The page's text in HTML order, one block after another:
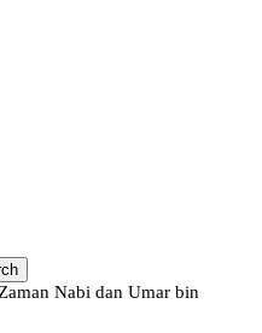
Nabi dan Umar bin